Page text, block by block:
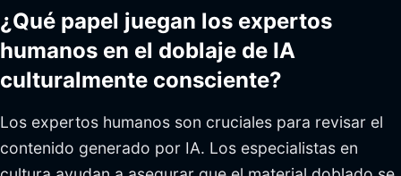
¿Qué papel juegan los expertos
humanos en el doblaje de IA
culturalmente consciente?
Los expertos humanos son cruciales para revisar el
contenido generado por IA. Los especialistas en